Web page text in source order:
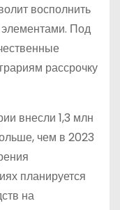
восполнить
Под
рассрочку
внесли 1,3 млн
чем в 2023
планируется
на